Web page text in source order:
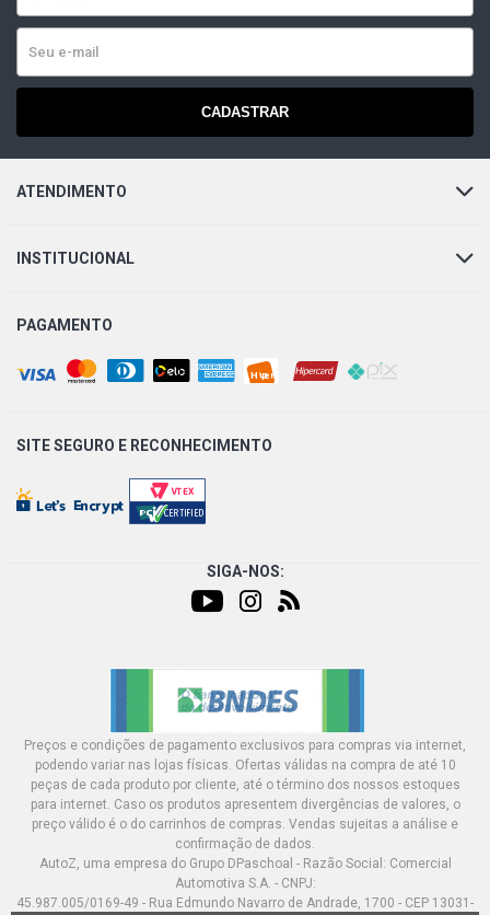
CADASTRAR
ATENDIMENTO
INSTITUCIONAL
PAGAMENTO
SITE SEGURO E RECONHECIMENTO
SIGA-NOS:
Preços e condições de pagamento exclusivos para compras via internet,
podendo variar nas lojas físicas. Ofertas válidas na compra de até 10
peças de cada produto por cliente, até o término dos nossos estoques
para internet. Caso os produtos apresentem divergências de valores, o
preço válido é o do carrinhos de compras. Vendas sujeitas a análise e
confirmação de dados.
AutoZ, uma empresa do Grupo DPaschoal - Razão Social: Comercial
Automotiva S.A. - CNPJ:
45.987.005/0169-49 - Rua Edmundo Navarro de Andrade, 1700 - CEP 13031-